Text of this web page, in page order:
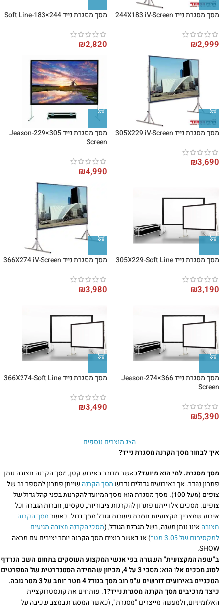
מסך מסגרת נייד 244X183 iV-Screen
₪2,999
מסך מסגרת נייד 244×183-Soft Line
₪2,820
מסך מסגרת נייד 305X229 iV-Screen
₪3,690
מסך מסגרת נייד 305×229-Jeason
Screen
₪4,990
מסך מסגרת נייד 305X229-Soft Line
₪3,190
מסך מסגרת נייד 366X274 iV-Screen
₪3,980
מסך מסגרת נייד 366×274-Jeason
Screen
₪5,390
מסך מסגרת נייד 366X274-Soft Line
₪3,490
הצג מוצרים נוספים
איך לבחור מסך הקרנה מסגרת נייד?
מסך מסגרת. למי הוא מיועד?כאשר מדובר באירוע קטן, מסך הקרנה חצובה נותן
פתרון נהדר. אך באירועים גדולים נדרש מסך הקרנה שייתן פתרון למספר רב של
צופים (מעל 100). מסך מסגרת הוא מסך המיועד להקרנות בפני קהל גדול של
צופים. מסכים אלו ייתנו פתרון להקרנות ציבוריות, טקסים, חברות הגברה וכל
אירוע שמצריך מקצועיות חסרת פשרות וגודל מסך גדול. כאשרמסך הקרנה
חצובה אינו נותן מענה, בשל מגבלת הגודל, (מסכי הקרנה חצובה מגיעים
למקסימום של 3.05 מטר
) או כאשר רוצים מסך הקרנה יותר יציבים עם מראה
SHOW.
ב"שפה המקצועית" השגורה בפי אנשי המקצוע העוסקים בתחום השם הנרדף
לסוג מסכים אלו הוא: מסכי 3 על 4, מכיוון שהמידה הסטנדרטית של המפרטים
הטכניים באירועים דורשים ע"פ רוב מסך בגודל 4 מטר רוחב על 3 מטר גובה.
כיצד מרכיבים מסך הקרנה מסגרת נייד? 1. פותחים את קונסטרוקציית
האלומיניום, ולמעשה מייצרים "מסגרת", (כאשר המסגרת במצב שכיבה על